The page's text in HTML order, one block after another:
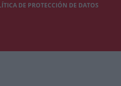
DE PROTECCIÓN DE DATOS